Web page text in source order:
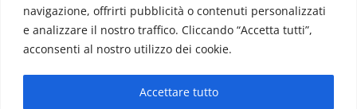
navigazione, offrirti pubblicità o contenuti personalizzati
e analizzare il nostro traffico. Cliccando “Accetta tutti”,
acconsenti al nostro utilizzo dei cookie.
Accettare tutto
Redazione: redazione@www.martinasera.it
Direttore:direttore@www.martinasera.it
Info & Commerciale:info@www.martinasera.it